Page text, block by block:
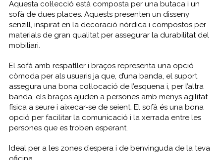
Aquesta col·lecció està composta per una butaca i un
sofà de dues places. Aquests presenten un disseny
senzill, inspirat en la decoració nòrdica i compostos per
materials de gran qualitat per assegurar la durabilitat del
mobiliari.
El sofà amb respatller i braços representa una opció
còmoda per als usuaris ja que, d’una banda, el suport
assegura una bona col·locació de l’esquena i, per l’altra
banda, els braços ajuden a persones amb menys agilitat
física a seure i aixecar-se de seient. El sofà és una bona
opció per facilitar la comunicació i la xerrada entre les
persones que es troben esperant.
Ideal per a les zones d’espera i de benvinguda de la teva